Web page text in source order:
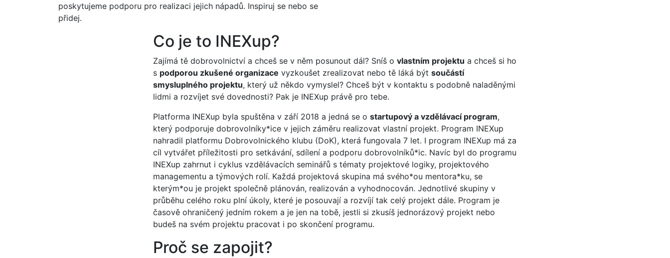
poskytujeme podporu pro realizaci jejich nápadů. Inspiruj se nebo se
přidej.
Co je to INEXup?
Zajímá tě dobrovolnictví a chceš se v něm posunout dál? Sníš o vlastním projektu a chceš si ho
s podporou zkušené organizace vyzkoušet zrealizovat nebo tě láká být součástí
smysluplného projektu, který už někdo vymyslel? Chceš být v kontaktu s podobně naladěnými
lidmi a rozvíjet své dovednosti? Pak je INEXup právě pro tebe.
Platforma INEXup byla spuštěna v září 2018 a jedná se o startupový a vzdělávací program,
který podporuje dobrovolníky*ice v jejich záměru realizovat vlastní projekt. Program INEXup
nahradil platformu Dobrovolnického klubu (DoK), která fungovala 7 let. I program INEXup má za
cíl vytvářet příležitosti pro setkávání, sdílení a podporu dobrovolníků*ic. Navíc byl do programu
INEXup zahrnut i cyklus vzdělávacích seminářů s tématy projektové logiky, projektového
managementu a týmových rolí. Každá projektová skupina má svého*ou mentora*ku, se
kterým*ou je projekt společně plánován, realizován a vyhodnocován. Jednotlivé skupiny v
průběhu celého roku plní úkoly, které je posouvají a rozvíjí tak celý projekt dále. Program je
časově ohraničený jedním rokem a je jen na tobě, jestli si zkusíš jednorázový projekt nebo
budeš na svém projektu pracovat i po skončení programu.
Proč se zapojit?